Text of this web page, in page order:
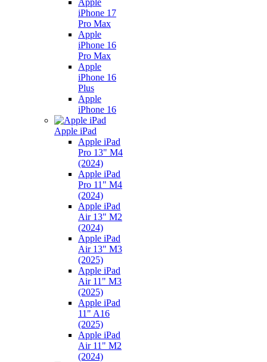
Apple
iPhone 17
Pro Max
Apple
iPhone 16
Pro Max
Apple
iPhone 16
Plus
Apple
iPhone 16
Apple iPad
Apple iPad
Pro 13" M4
(2024)
Apple iPad
Pro 11" M4
(2024)
Apple iPad
Air 13" M2
(2024)
Apple iPad
Air 13" M3
(2025)
Apple iPad
Air 11" M3
(2025)
Apple iPad
11" A16
(2025)
Apple iPad
Air 11" M2
(2024)